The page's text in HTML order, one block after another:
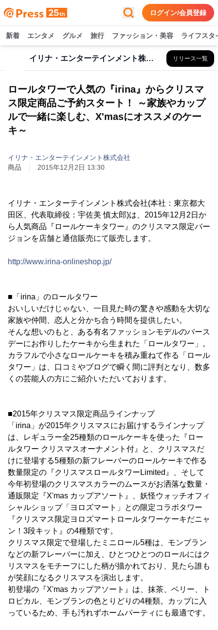
ログイン/会員登録
新着 エンタメ グルメ 旅行 ファッション・美容 ライフスタ
イリナ・エンターテインメント株式会社 リリース一覧
ロールタワーで人気の『irina』からクリスマ
ス限定商品ご予約スタート！ ～家族やカップ
ルで一緒に楽しむ、X'masにオススメのケー
キ～
イリナ・エンターテインメント株式会社
商品
2015年12月2日 13:30
イリナ・エンターテインメント株式会社(本社：東京都大
田区、代表取締役：宇佐美 慎太郎)は、2015年12月2日か
ら人気商品『ロールケーキタワー』のクリスマス限定バー
ジョンを店舗と通信販売にて販売します。
http://www.irina-onlineshop.jp/
■「irina」のロールタワー
おいしいだけじゃない、一目見た時の驚きや感動を大切な
家族や仲間、恋人と分かち合う時間を提供したい。
そんな想いのもと、ある有名ファッションモデルのバース
デーにお作りしたケーキから生まれた「ロールタワー」。
カラフルで小さなロールケーキを積み重ねて作る「ロール
タワー」は、口コミやブログで瞬く間に評判となり、数多
くの芸能人の方にご紹介いただいております。
■2015年クリスマス限定商品ラインナップ
「irina」が2015年クリスマスにお届けするラインナップ
は、レギュラー全25種類のロールケーキを使った『ロー
ルタワー クリスマスオーナメント付』と、クリスマスだ
けに登場する5種類の新フレーバーのロールケーキで作る
数量限定の『クリスマスロールタワーLimited』、そして
今年初登場のクリスマスカラーのムースがお洒落な数量・
通販限定『X'mas カップアソート』、妖怪ウォッチオフィ
シャルショップ「ヨロズマート」との限定コラボタワー
『クリスマス限定ヨロズマートロールタワーケーキだニャ
ン！3段キット』の4種類です。
クリスマス限定で登場したミニロール5種は、モンブラン
などの新フレーバーに加え、ひとつひとつのロールにはク
リスマスをモチーフにした柄が描かれており、見たら誰も
が笑顔になるクリスマスを演出します。
初登場の『X'mas カップアソート』は、抹茶、ベリー、ト
ロピカル、モンブランの色とりどりの4種類。カップに入
っているため、手も汚れずホームパーティにも最適です。